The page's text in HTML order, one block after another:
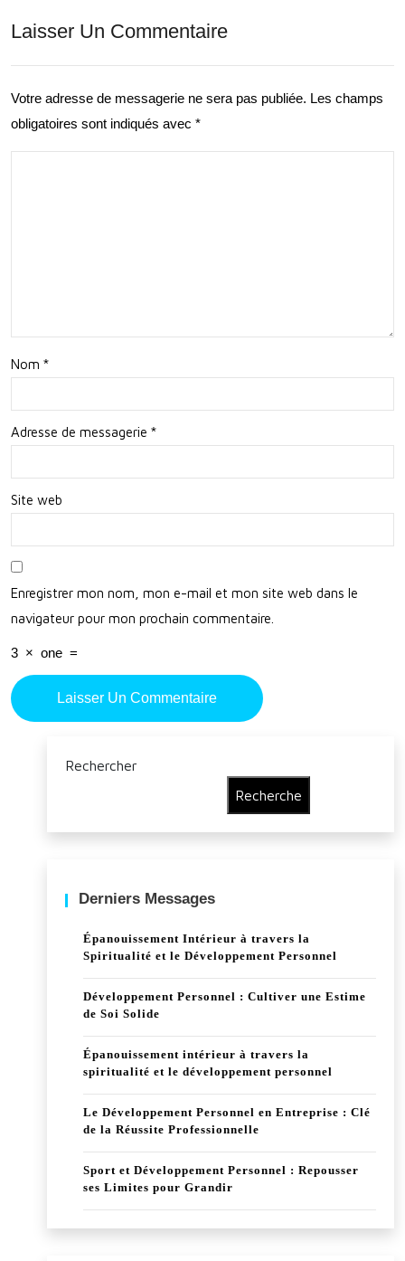
Eng
agé
nt
Dur
able
e –
Exp
lore
Laisser Un Commentaire
Votre adresse de messagerie ne sera pas publiée. Les champs
obligatoires sont indiqués avec *
Nom *
Adresse de messagerie *
Site web
Enregistrer mon nom, mon e-mail et mon site web dans le
navigateur pour mon prochain commentaire.
3 × one =
Rechercher
Recherche
Derniers Messages
Épanouissement Intérieur à travers la
Spiritualité et le Développement Personnel
Développement Personnel : Cultiver une Estime
de Soi Solide
Épanouissement intérieur à travers la
spiritualité et le développement personnel
Le Développement Personnel en Entreprise : Clé
de la Réussite Professionnelle
Sport et Développement Personnel : Repousser
ses Limites pour Grandir